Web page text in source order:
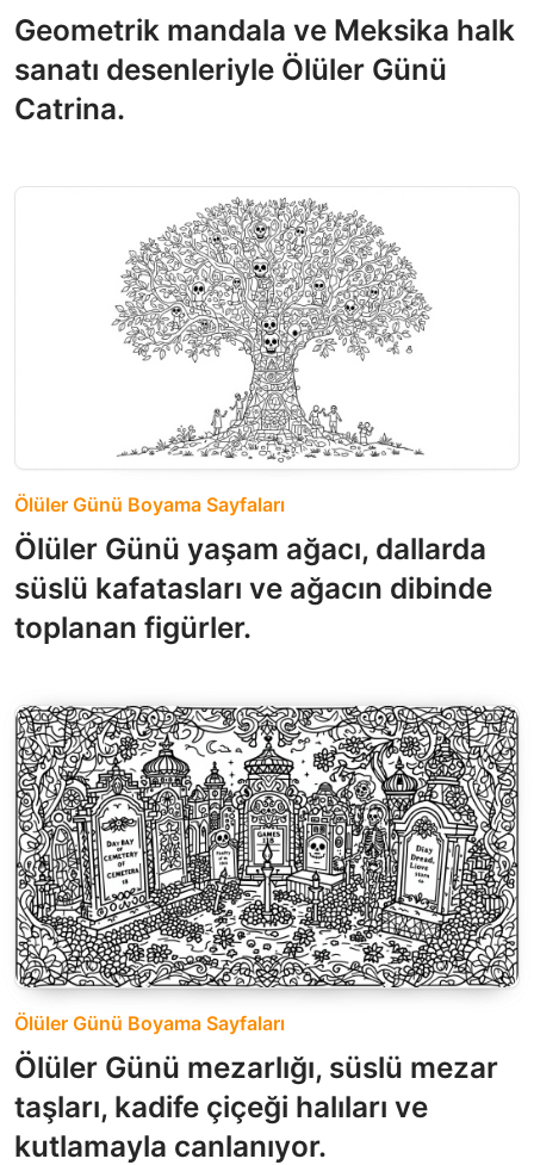
Geometrik mandala ve Meksika halk
sanatı desenleriyle Ölüler Günü
Catrina.
Ölüler Günü Boyama Sayfaları
Ölüler Günü yaşam ağacı, dallarda
süslü kafatasları ve ağacın dibinde
toplanan figürler.
Ölüler Günü Boyama Sayfaları
Ölüler Günü mezarlığı, süslü mezar
taşları, kadife çiçeği halıları ve
kutlamayla canlanıyor.